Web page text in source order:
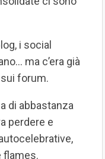
i social
ma c’era già
forum.
di abbastanza
perdere e
flames.